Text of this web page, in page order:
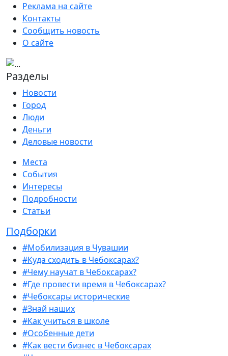
Реклама на сайте
Контакты
Сообщить новость
О сайте
Разделы
Новости
Город
Люди
Деньги
Деловые новости
Места
События
Интересы
Подробности
Статьи
Подборки
#Мобилизация в Чувашии
#Куда сходить в Чебоксарах?
#Чему научат в Чебоксарах?
#Где провести время в Чебоксарах?
#Чебоксары исторические
#Знай наших
#Как учиться в школе
#Особенные дети
#Как вести бизнес в Чебоксарах